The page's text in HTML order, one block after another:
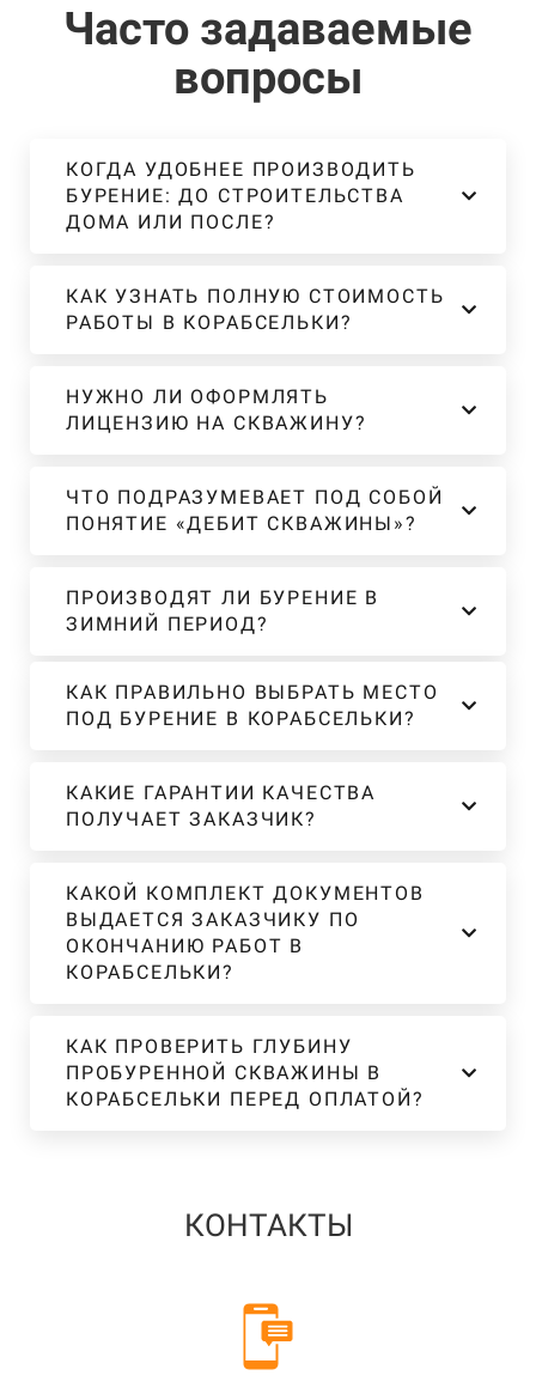
Часто задаваемые
вопросы
КОГДА УДОБНЕЕ ПРОИЗВОДИТЬ
БУРЕНИЕ: ДО СТРОИТЕЛЬСТВА
ДОМА ИЛИ ПОСЛЕ?
КАК УЗНАТЬ ПОЛНУЮ СТОИМОСТЬ
РАБОТЫ В КОРАБСЕЛЬКИ?
НУЖНО ЛИ ОФОРМЛЯТЬ
ЛИЦЕНЗИЮ НА СКВАЖИНУ?
ЧТО ПОДРАЗУМЕВАЕТ ПОД СОБОЙ
ПОНЯТИЕ «ДЕБИТ СКВАЖИНЫ»?
ПРОИЗВОДЯТ ЛИ БУРЕНИЕ В
ЗИМНИЙ ПЕРИОД?
КАК ПРАВИЛЬНО ВЫБРАТЬ МЕСТО
ПОД БУРЕНИЕ В КОРАБСЕЛЬКИ?
КАКИЕ ГАРАНТИИ КАЧЕСТВА
ПОЛУЧАЕТ ЗАКАЗЧИК?
КАКОЙ КОМПЛЕКТ ДОКУМЕНТОВ
ВЫДАЕТСЯ ЗАКАЗЧИКУ ПО
ОКОНЧАНИЮ РАБОТ В
КОРАБСЕЛЬКИ?
КАК ПРОВЕРИТЬ ГЛУБИНУ
ПРОБУРЕННОЙ СКВАЖИНЫ В
КОРАБСЕЛЬКИ ПЕРЕД ОПЛАТОЙ?
КОНТАКТЫ